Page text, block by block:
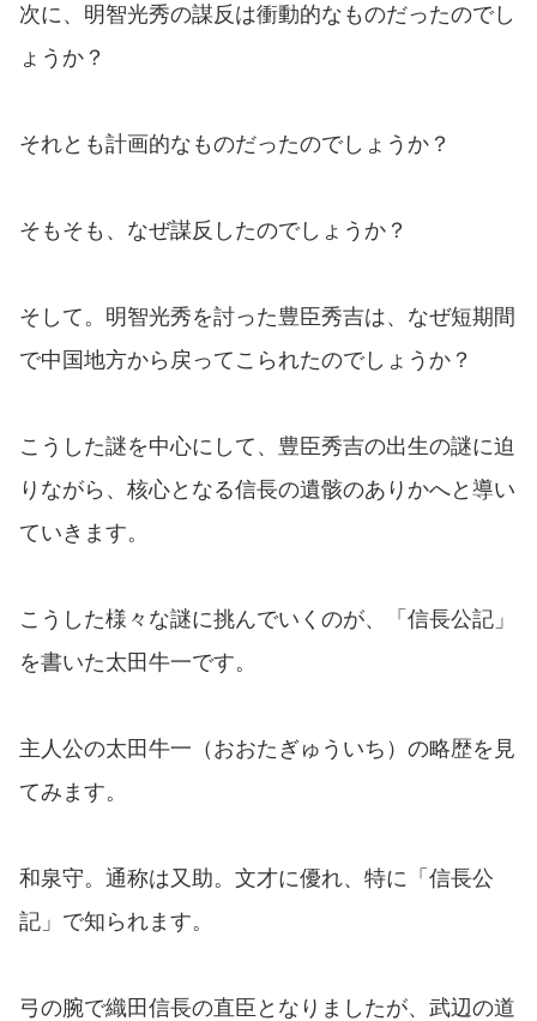
次に、明智光秀の謀反は衝動的なものだったのでし
ょうか？
それとも計画的なものだったのでしょうか？
そもそも、なぜ謀反したのでしょうか？
そして。明智光秀を討った豊臣秀吉は、なぜ短期間
で中国地方から戻ってこられたのでしょうか？
こうした謎を中心にして、豊臣秀吉の出生の謎に迫
りながら、核心となる信長の遺骸のありかへと導い
ていきます。
こうした様々な謎に挑んでいくのが、「信長公記」
を書いた太田牛一です。
主人公の太田牛一（おおたぎゅういち）の略歴を見
てみます。
和泉守。通称は又助。文才に優れ、特に「信長公
記」で知られます。
弓の腕で織田信長の直臣となりましたが、武辺の道